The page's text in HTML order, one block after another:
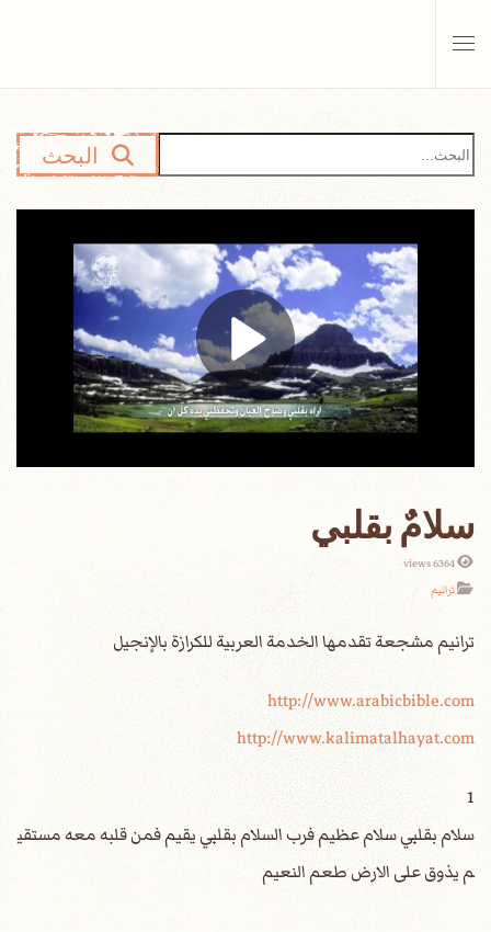
البحث
سلامٌ بقلبي
6364 views
ترانيم
http://www.arabicbible.com
http://www.kalimatalhayat.com
1
سلام بقلبي سلام عظيم فرب السلام بقلبي يقيم فمن قلبه معه مستقي
م يذوق على الارض طعم النعيم